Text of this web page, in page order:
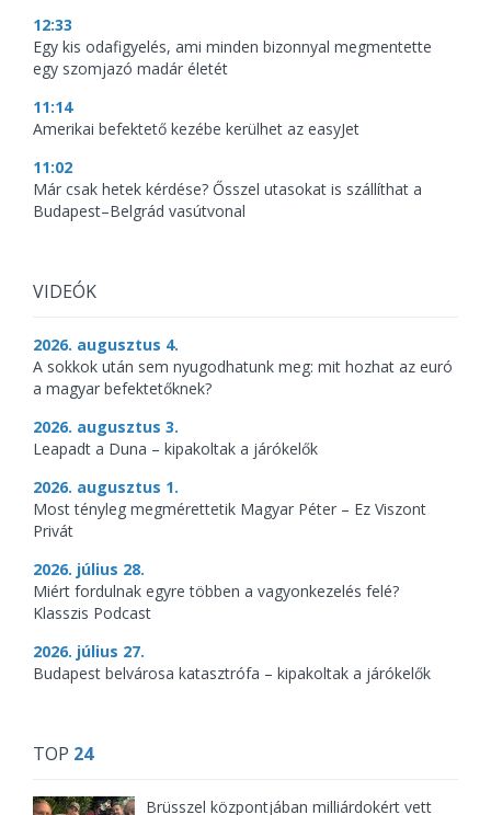
12:33
Egy kis odafigyelés, ami minden bizonnyal megmentette
egy szomjazó madár életét
11:14
Amerikai befektető kezébe kerülhet az easyJet
11:02
Már csak hetek kérdése? Ősszel utasokat is szállíthat a
Budapest–Belgrád vasútvonal
VIDEÓK
2026. augusztus 4.
A sokkok után sem nyugodhatunk meg: mit hozhat az euró
a magyar befektetőknek?
2026. augusztus 3.
Leapadt a Duna – kipakoltak a járókelők
2026. augusztus 1.
Most tényleg megmérettetik Magyar Péter – Ez Viszont
Privát
2026. július 28.
Miért fordulnak egyre többen a vagyonkezelés felé?
Klasszis Podcast
2026. július 27.
Budapest belvárosa katasztrófa – kipakoltak a járókelők
TOP 24
Brüsszel központjában milliárdokért vett